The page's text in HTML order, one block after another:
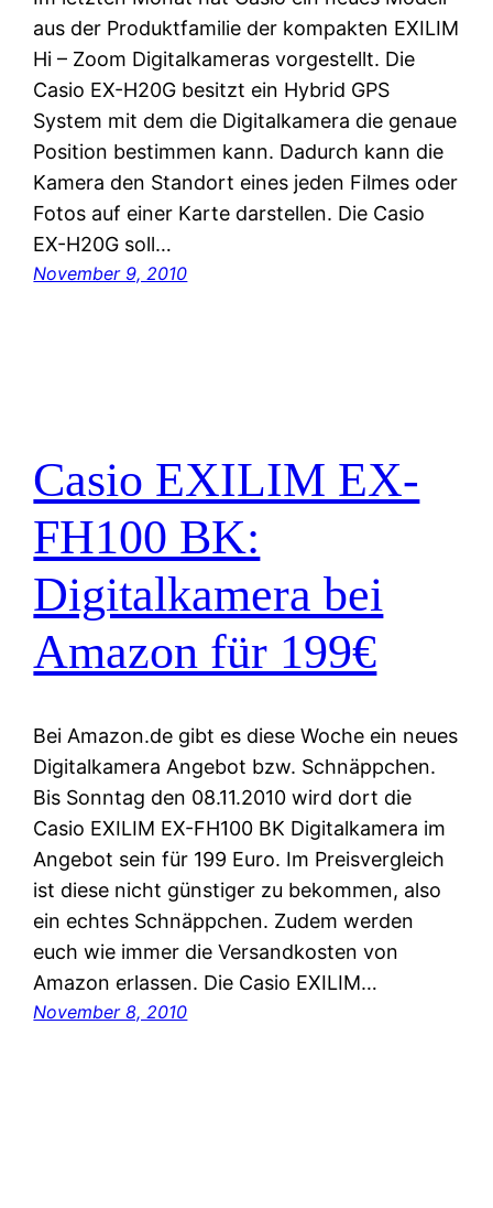
aus der Produktfamilie der kompakten EXILIM
Hi – Zoom Digitalkameras vorgestellt. Die
Casio EX-H20G besitzt ein Hybrid GPS
System mit dem die Digitalkamera die genaue
Position bestimmen kann. Dadurch kann die
Kamera den Standort eines jeden Filmes oder
Fotos auf einer Karte darstellen. Die Casio
EX-H20G soll…
November 9, 2010
Casio EXILIM EX-
FH100 BK:
Digitalkamera bei
Amazon für 199€
Bei Amazon.de gibt es diese Woche ein neues
Digitalkamera Angebot bzw. Schnäppchen.
Bis Sonntag den 08.11.2010 wird dort die
Casio EXILIM EX-FH100 BK Digitalkamera im
Angebot sein für 199 Euro. Im Preisvergleich
ist diese nicht günstiger zu bekommen, also
ein echtes Schnäppchen. Zudem werden
euch wie immer die Versandkosten von
Amazon erlassen. Die Casio EXILIM…
November 8, 2010